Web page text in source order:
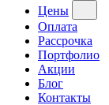
Цены
Оплата
Рассрочка
Портфолио
Акции
Блог
Контакты